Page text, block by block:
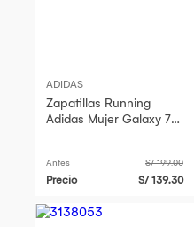
ADIDAS
Zapatillas Running
Adidas Mujer Galaxy 7
Antes S/ 199.00
Precio S/ 139.30